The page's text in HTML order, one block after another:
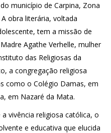
município de Carpina, Zona
obra literária, voltada
tem a missão de
Agathe Verhelle, mulher
das Religiosas da
a congregação religiosa
como o Colégio Damas, em
em Nazaré da Mata.
vivência religiosa católica, o
e educativa que elucida